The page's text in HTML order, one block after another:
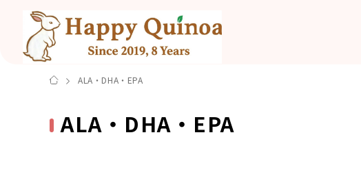
ALA・DHA・EPA
ALA・DHA・EPA